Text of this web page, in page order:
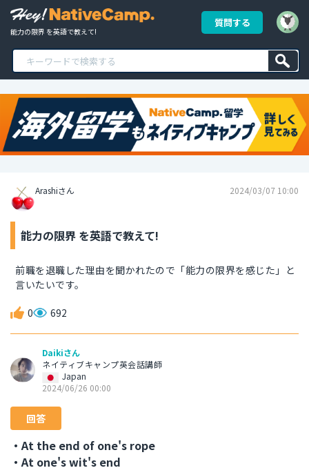
能力の限界 を英語で教えて!
質問する
Arashiさん 2024/03/07 10:00
能力の限界 を英語で教えて!
前職を退職した理由を聞かれたので「能力の限界を感じた」と
言いたいです。
0 692
Daikiさん
ネイティブキャンプ英会話講師
Japan
2024/06/26 00:00
回答
・At the end of one's rope
・At one's wit's end